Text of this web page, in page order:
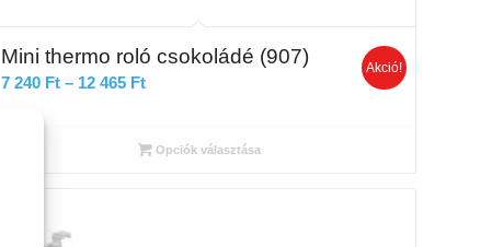
Mini thermo roló csokoládé (907)
7 240 Ft – 12 465 FtÁrtartomány:
-
Akció!
Opciók választása